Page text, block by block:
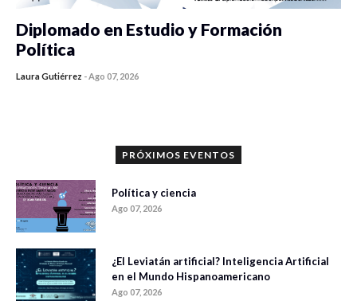
Diplomado en Estudio y Formación
Política
Laura Gutiérrez -Ago 07, 2026
PRÓXIMOS EVENTOS
Política y ciencia
Ago 07, 2026
¿El Leviatán artificial? Inteligencia Artificial
en el Mundo Hispanoamericano
Ago 07, 2026